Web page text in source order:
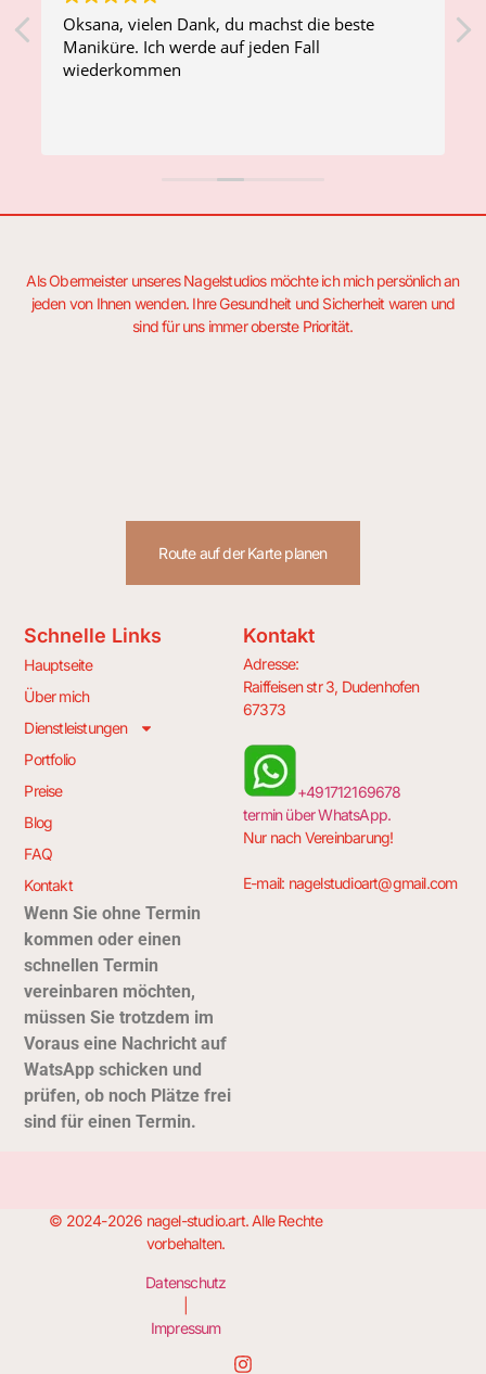
Oksana, vielen Dank, du machst die beste
Maniküre. Ich werde auf jeden Fall
wiederkommen
Als Obermeister unseres Nagelstudios möchte ich mich persönlich an
jeden von Ihnen wenden. Ihre Gesundheit und Sicherheit waren und
sind für uns immer oberste Priorität.
Route auf der Karte planen
Schnelle Links
Hauptseite
Über mich
Dienstleistungen
Portfolio
Preise
Blog
FAQ
Kontakt
Wenn Sie ohne Termin
kommen oder einen
schnellen Termin
vereinbaren möchten,
müssen Sie trotzdem im
Voraus eine Nachricht auf
WatsApp schicken und
prüfen, ob noch Plätze frei
sind für einen Termin.
Kontakt
Adresse:
Raiffeisen str 3, Dudenhofen
67373
+491712169678
termin über WhatsApp.
Nur nach Vereinbarung!
E-mail: nagelstudioart@gmail.com
© 2024-2026 nagel-studio.art. Alle Rechte
vorbehalten.
Datenschutz
Impressum